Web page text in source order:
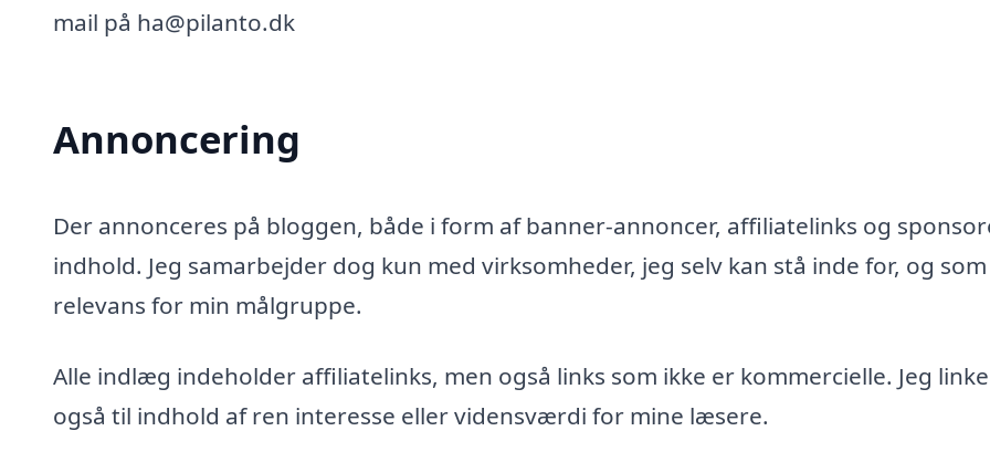
mail på ha@pilanto.dk
Annoncering
Der annonceres på bloggen, både i form af banner-annoncer, affiliatelinks og
indhold. Jeg samarbejder dog kun med virksomheder, jeg selv kan stå inde for, og
relevans for min målgruppe.
Alle indlæg indeholder affiliatelinks, men også links som ikke er kommercielle. Jeg
også til indhold af ren interesse eller vidensværdi for mine læsere.